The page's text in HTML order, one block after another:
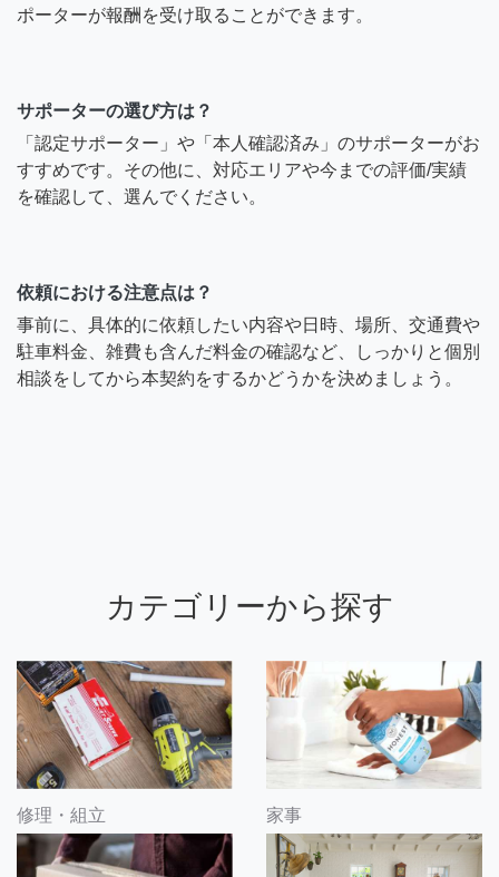
ポーターが報酬を受け取ることができます。
サポーターの選び方は？
「認定サポーター」や「本人確認済み」のサポーターがお
すすめです。その他に、対応エリアや今までの評価/実績
を確認して、選んでください。
依頼における注意点は？
事前に、具体的に依頼したい内容や日時、場所、交通費や
駐車料金、雑費も含んだ料金の確認など、しっかりと個別
相談をしてから本契約をするかどうかを決めましょう。
カテゴリーから探す
修理・組立 家事